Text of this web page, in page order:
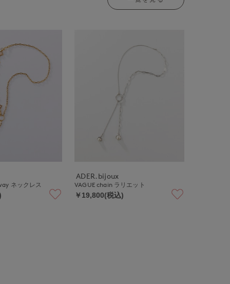
ネックレス
ADER.bijoux
VAGUE chain ラリエット
￥19,800(税込)